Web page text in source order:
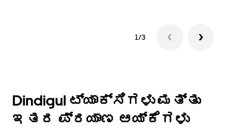
1/3
Dindigul ಟ್ಯಾಕ್ಸಿಗಳು ಮತ್ತು
ಇತರ ಪ್ರಯಾಣ ಆಯ್ಕೆಗಳು